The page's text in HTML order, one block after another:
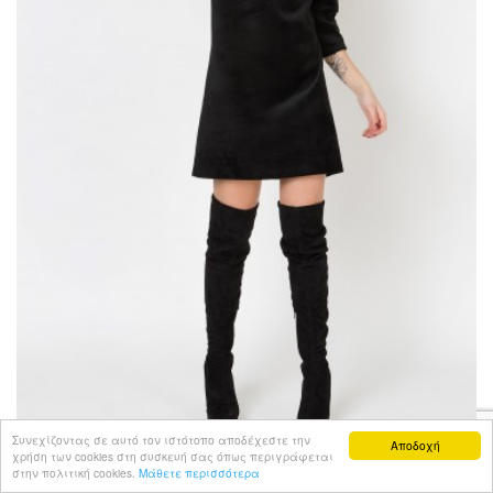
Αποδοχή
Συνεχίζοντας σε αυτό τον ιστότοπο αποδέχεστε την
χρήση των cookies στη συσκευή σας όπως περιγράφεται
στην πολιτική cookies. Μάθετε περισσότερα